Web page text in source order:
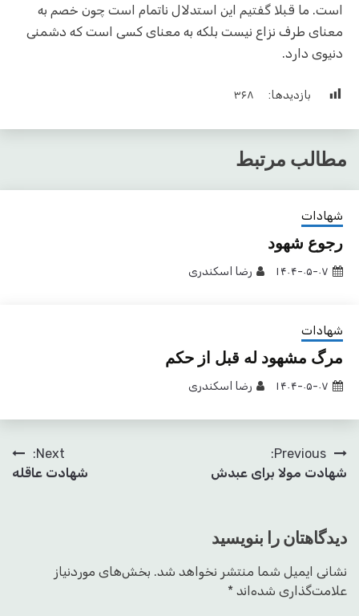
است. ما قبلا گفتیم این استدلال ناتمام است چون خصم به
معنای طرف نزاع نیست بلکه به معنای کسی است که دشمنی
دنیوی دارد.
بازدیدها: ۳۶۸
مطالب مرتبط
شهادات
رجوع شهود
۱۴۰۴-۰۵-۰۷ رضا اسکندری
شهادات
مرگ مشهود له قبل از حکم
۱۴۰۴-۰۵-۰۷ رضا اسکندری
راهبری
نوشته
Previous:
شهادت مولا برای عبدش
Next:
شهادت عاقله
دیدگاهتان را بنویسید
نشانی ایمیل شما منتشر نخواهد شد. بخش‌های موردنیاز
علامت‌گذاری شده‌اند *